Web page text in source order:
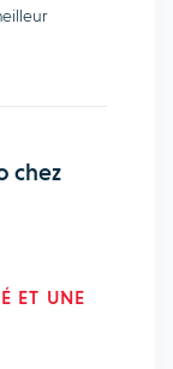
chez
ET UNE